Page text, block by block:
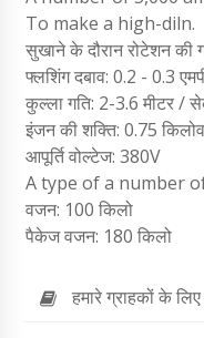
To make a high-diln.
सुखाने के दौरान रोटेशन की
फ्लशिंग दबाव: 0.2 - 0.3
कुल्ला गति: 2-3.6 मीटर /
इंजन की शक्ति: 0.75
आपूर्ति वोल्टेज: 380V
A type of a number
वजन: 100 किलो
पैकेज वजन: 180 किलो
हमारे ग्राहकों के लिए